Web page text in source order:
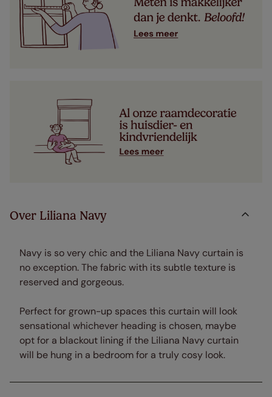
Over Liliana Navy
Navy is so very chic and the Liliana Navy curtain is
no exception. The fabric with its subtle texture is
reserved and gorgeous.
Perfect for grown-up spaces this curtain will look
sensational whichever heading is chosen, maybe
opt for a blackout lining if the Liliana Navy curtain
will be hung in a bedroom for a truly cosy look.